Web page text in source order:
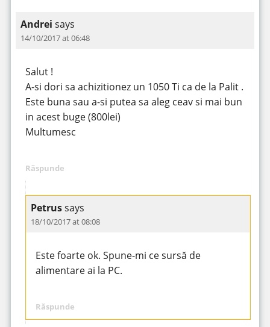
Andrei says
14/10/2017 at 06:48
Salut !
A-si dori sa achizitionez un 1050 Ti ca de la Palit .
Este buna sau a-si putea sa aleg ceav si mai bun
in acest buge (800lei)
Multumesc
Răspunde
Petrussays
18/10/2017 at 08:08
Este foarte ok. Spune-mi ce sursă de
alimentare ai la PC.
Răspunde